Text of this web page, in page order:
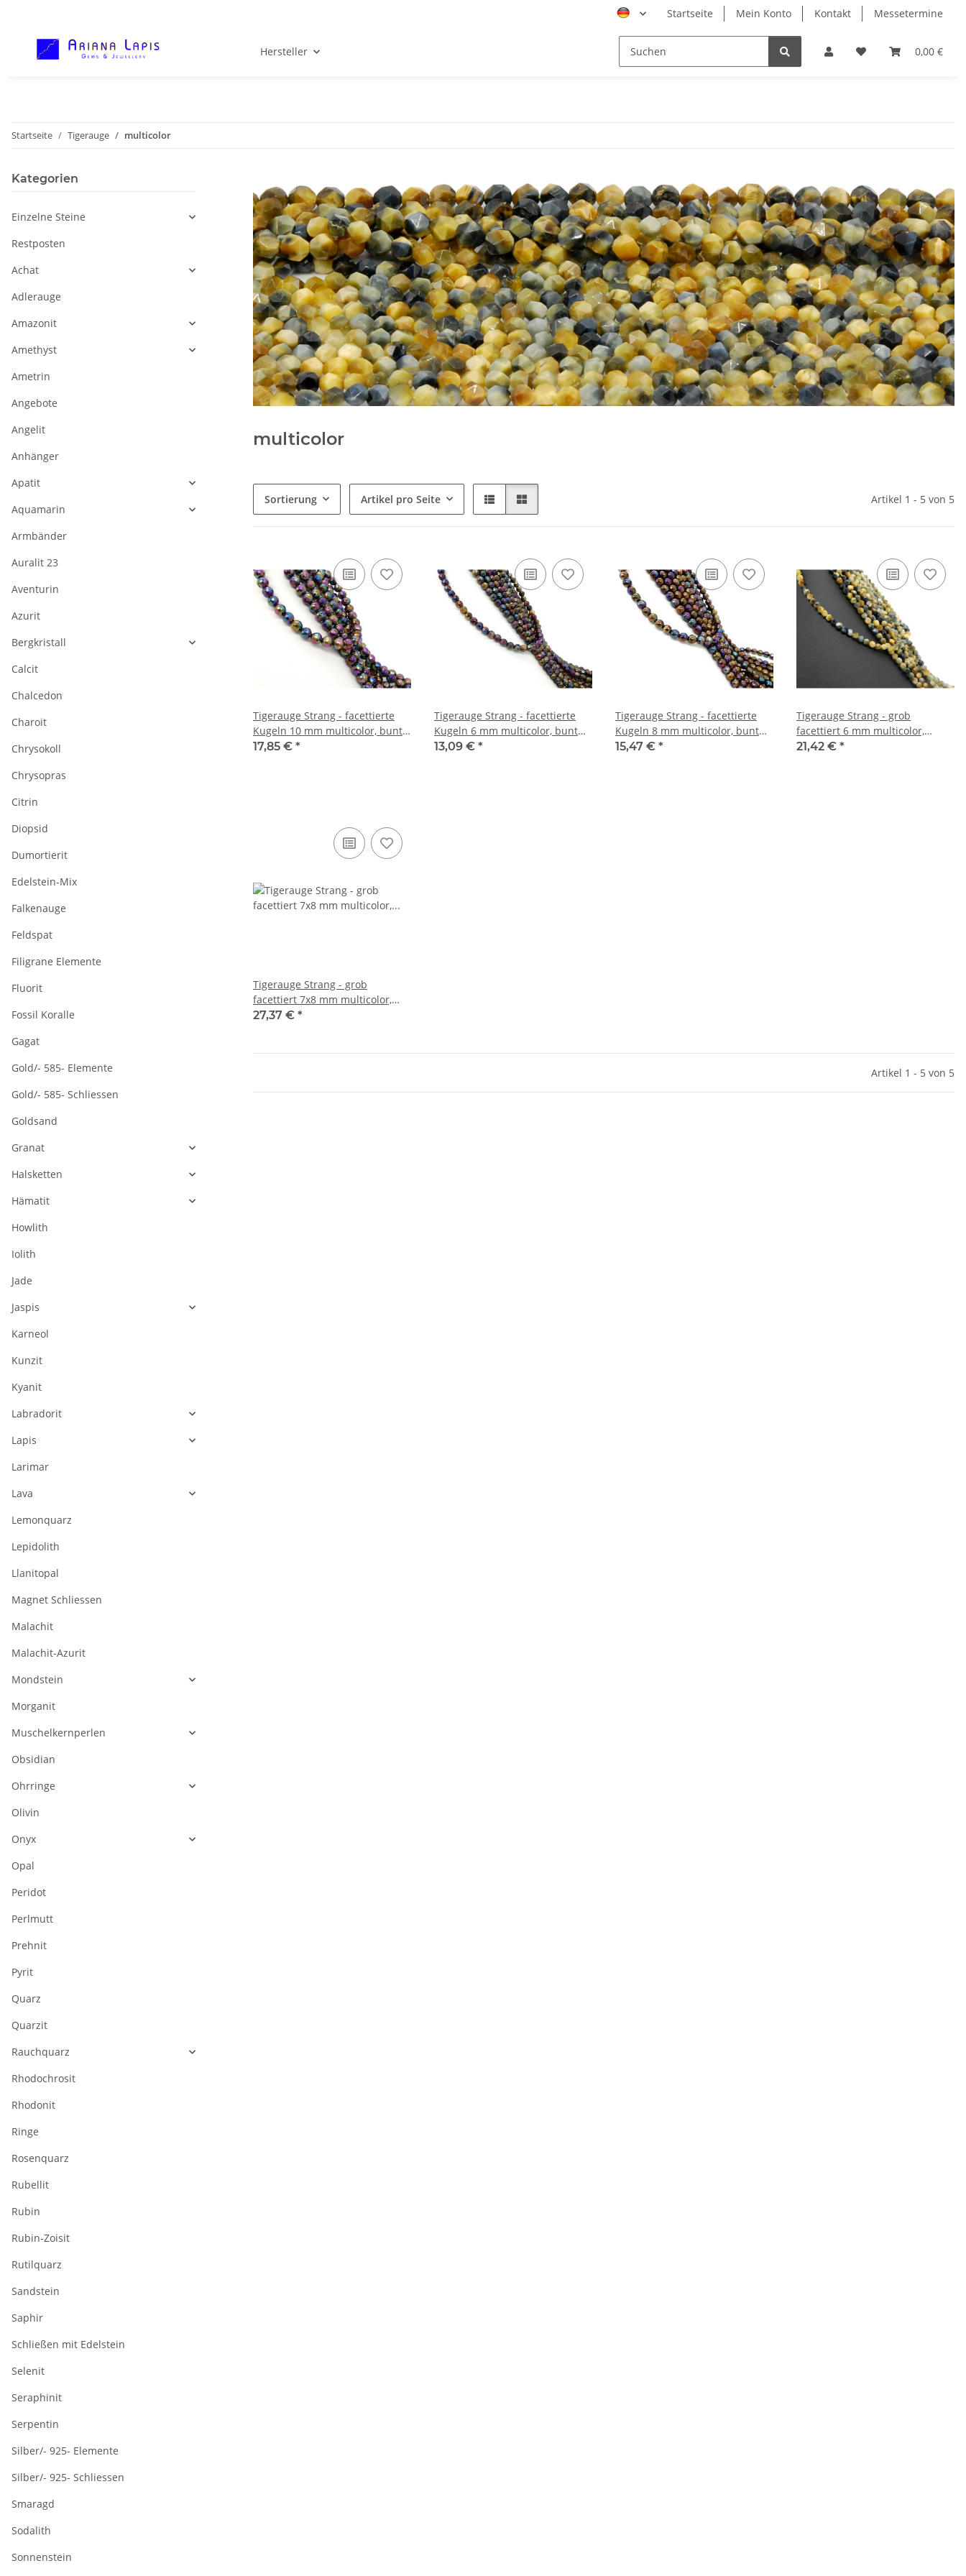
Startseite Mein Konto Kontakt Messetermine
0,00 €
Hersteller
Startseite Tigerauge multicolor
multicolor
Sortierung Artikel pro Seite Artikel 1 - 5 von 5
Tigerauge Strang - facettierte
Kugeln 10 mm multicolor, bunt
schillernd, Länge 38,5 cm /6833
17,85 € *
Tigerauge Strang - facettierte
Kugeln 6 mm multicolor, bunt
schillernd, Länge 39 cm /6831
13,09 € *
Tigerauge Strang - facettierte
Kugeln 8 mm multicolor, bunt
schillernd, Länge 38,5 cm /6832
15,47 € *
Tigerauge Strang - grob
facettiert 6 mm multicolor,
Länge 39 cm /2375
21,42 € *
Tigerauge Strang - grob
facettiert 7x8 mm multicolor,
Länge 39 cm /2376
27,37 € *
Artikel 1 - 5 von 5
Kategorien
Einzelne Steine
Restposten
Achat
Adlerauge
Amazonit
Amethyst
Ametrin
Angebote
Angelit
Anhänger
Apatit
Aquamarin
Armbänder
Auralit 23
Aventurin
Azurit
Bergkristall
Calcit
Chalcedon
Charoit
Chrysokoll
Chrysopras
Citrin
Diopsid
Dumortierit
Edelstein-Mix
Falkenauge
Feldspat
Filigrane Elemente
Fluorit
Fossil Koralle
Gagat
Gold/- 585- Elemente
Gold/- 585- Schliessen
Goldsand
Granat
Halsketten
Hämatit
Howlith
Iolith
Jade
Jaspis
Karneol
Kunzit
Kyanit
Labradorit
Lapis
Larimar
Lava
Lemonquarz
Lepidolith
Llanitopal
Magnet Schliessen
Malachit
Malachit-Azurit
Mondstein
Morganit
Muschelkernperlen
Obsidian
Ohrringe
Olivin
Onyx
Opal
Peridot
Perlmutt
Prehnit
Pyrit
Quarz
Quarzit
Rauchquarz
Rhodochrosit
Rhodonit
Ringe
Rosenquarz
Rubellit
Rubin
Rubin-Zoisit
Rutilquarz
Sandstein
Saphir
Schließen mit Edelstein
Selenit
Seraphinit
Serpentin
Silber/- 925- Elemente
Silber/- 925- Schliessen
Smaragd
Sodalith
Sonnenstein